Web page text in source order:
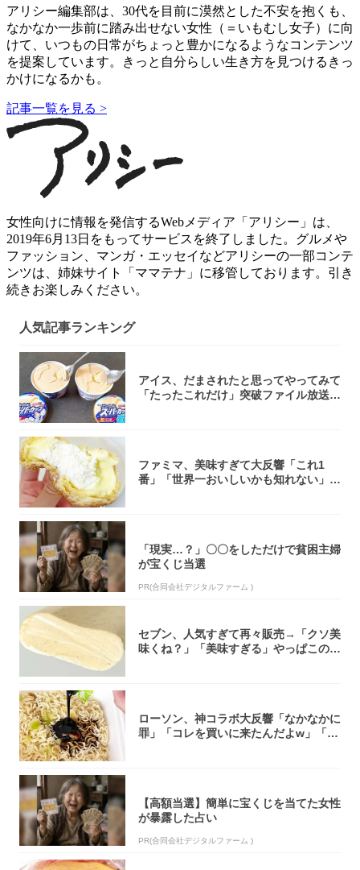
アリシー編集部は、30代を目前に漠然とした不安を抱くも、
なかなか一歩前に踏み出せない女性（＝いもむし女子）に向
けて、いつもの日常がちょっと豊かになるようなコンテンツ
を提案しています。きっと自分らしい生き方を見つけるきっ
かけになるかも。
記事一覧を見る >
女性向けに情報を発信するWebメディア「アリシー」は、
2019年6月13日をもってサービスを終了しました。グルメや
ファッション、マンガ・エッセイなどアリシーの一部コンテ
ンツは、姉妹サイト「ママテナ」に移管しております。引き
続きお楽しみください。
人気記事ランキング
アイス、だまされたと思ってやってみて
「たったこれだけ」突破ファイル放送で
ファミマ、美味すぎて大反響「これ1
番」「世界一おいしいかも知れない」
「現実…？」〇〇をしただけで貧困主婦
が宝くじ当選
PR(合同会社デジタルファーム )
セブン、人気すぎて再々販売→「クソ美
味くね？」「美味すぎる」やっぱこのク
ローソン、神コラボ大反響「なかなかに
罪」「コレを買いに来たんだよw」「３
【高額当選】簡単に宝くじを当てた女性
が暴露した占い
PR(合同会社デジタルファーム )